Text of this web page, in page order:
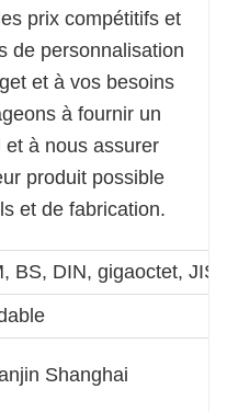
prix compétitifs et
de personnalisation
et à vos besoins
à fournir un
à nous assurer
produit possible
et de fabrication.
BS, DIN, gigaoctet, JIS
Shanghai